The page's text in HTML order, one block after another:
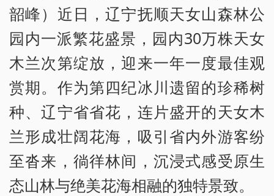
韶峰）近日，辽宁抚顺天女山森林公
园内一派繁花盛景，园内30万株天女
木兰次第绽放，迎来一年一度最佳观
赏期。作为第四纪冰川遗留的珍稀树
种、辽宁省省花，连片盛开的天女木
兰形成壮阔花海，吸引省内外游客纷
至沓来，徜徉林间，沉浸式感受原生
态山林与绝美花海相融的独特景致。